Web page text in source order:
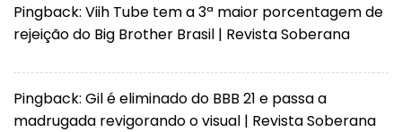
Pingback: Viih Tube tem a 3ª maior porcentagem de
rejeição do Big Brother Brasil | Revista Soberana
Pingback: Gil é eliminado do BBB 21 e passa a
madrugada revigorando o visual | Revista Soberana